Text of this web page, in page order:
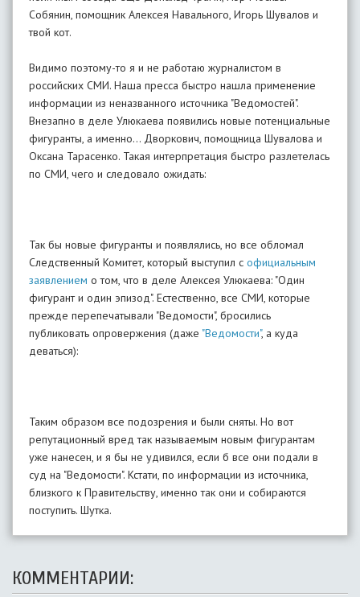
Собянин, помощник Алексея Навального, Игорь Шувалов и
твой кот.
Видимо поэтому-то я и не работаю журналистом в
российских СМИ. Наша пресса быстро нашла применение
информации из неназванного источника "Ведомостей".
Внезапно в деле Улюкаева появились новые потенциальные
фигуранты, а именно... Дворкович, помощница Шувалова и
Оксана Тарасенко. Такая интерпретация быстро разлетелась
по СМИ, чего и следовало ожидать:
Так бы новые фигуранты и появлялись, но все обломал
Следственный Комитет, который выступил с официальным
заявлением о том, что в деле Алексея Улюкаева: "Один
фигурант и один эпизод". Естественно, все СМИ, которые
прежде перепечатывали "Ведомости", бросились
публиковать опровержения (даже "Ведомости", а куда
деваться):
Таким образом все подозрения и были сняты. Но вот
репутационный вред так называемым новым фигурантам
уже нанесен, и я бы не удивился, если б все они подали в
суд на "Ведомости". Кстати, по информации из источника,
близкого к Правительству, именно так они и собираются
поступить. Шутка.
КОММЕНТАРИИ: